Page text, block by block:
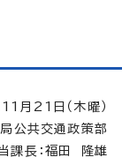
月21日（木曜）
公共交通政策部
課長：福田 隆雄